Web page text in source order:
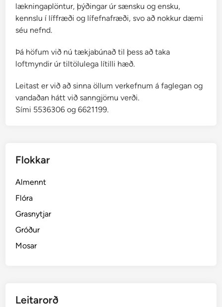
lækningaplöntur, þýðingar úr sænsku og ensku,
kennslu í líffræði og lífefnafræði, svo að nokkur dæmi
séu nefnd.
Þá höfum við nú tækjabúnað til þess að taka
loftmyndir úr tiltölulega lítilli hæð.
Leitast er við að sinna öllum verkefnum á faglegan og
vandaðan hátt við sanngjörnu verði.
Sími 5536306 og 6621199.
Flokkar
Almennt
Flóra
Grasnytjar
Gróður
Mosar
Leitarorð